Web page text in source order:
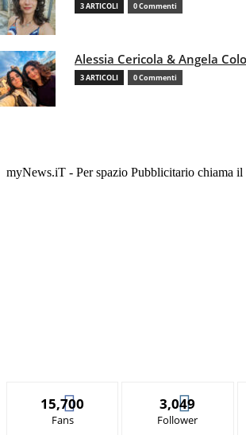
3 ARTICOLI 0 Commenti
Alessia Cericola & Angela
3 ARTICOLI 0 Commenti
myNews.iT - Per spazio Pubblicitario chiama il
15,700
Fans
3,049
Follower